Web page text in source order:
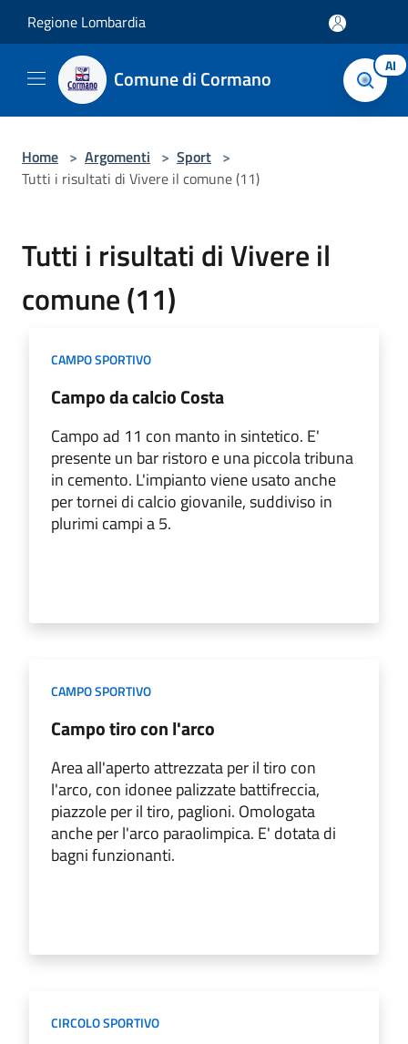
Regione Lombardia
Comune di Cormano AI
Home > Argomenti > Sport >
Tutti i risultati di Vivere il comune (11)
Tutti i risultati di Vivere il
comune (11)
CAMPO SPORTIVO
Campo da calcio Costa
Campo ad 11 con manto in sintetico. E'
presente un bar ristoro e una piccola tribuna
in cemento. L'impianto viene usato anche
per tornei di calcio giovanile, suddiviso in
plurimi campi a 5.
CAMPO SPORTIVO
Campo tiro con l'arco
Area all'aperto attrezzata per il tiro con
l'arco, con idonee palizzate battifreccia,
piazzole per il tiro, paglioni. Omologata
anche per l'arco paraolimpica. E' dotata di
bagni funzionanti.
CIRCOLO SPORTIVO